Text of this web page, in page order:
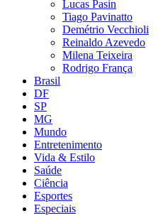
Lucas Pasin
Tiago Pavinatto
Demétrio Vecchioli
Reinaldo Azevedo
Milena Teixeira
Rodrigo França
Brasil
DF
SP
MG
Mundo
Entretenimento
Vida & Estilo
Saúde
Ciência
Esportes
Especiais